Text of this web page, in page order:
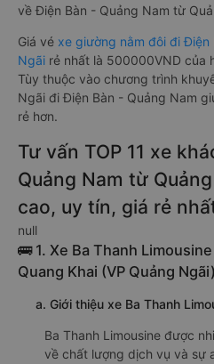
về Điện Bàn - Quảng Nam từ
Giá vé xe giường nằm đôi đi
Ngãi rẻ nhất là 500000VND của
Tùy thuộc vào chương trình
Ngãi đi Điện Bàn - Quảng Nam
rẻ hơn.
Tư vấn TOP 11 xe
Quảng Nam từ
cao, uy tín, giá rẻ
null
🚌 1. Xe Ba Thanh
Quang Khai (VP Quảng Ngãi)
a. Giới thiệu xe Ba Thanh
Ba Thanh Limousine được
về chất lượng dịch vụ và sự